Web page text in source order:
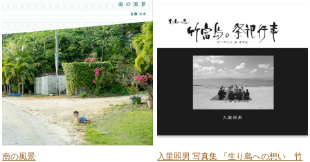
発行 西表島エコツーリズム協会
南の風景
入里照男 写真集 「生り島への想い 竹